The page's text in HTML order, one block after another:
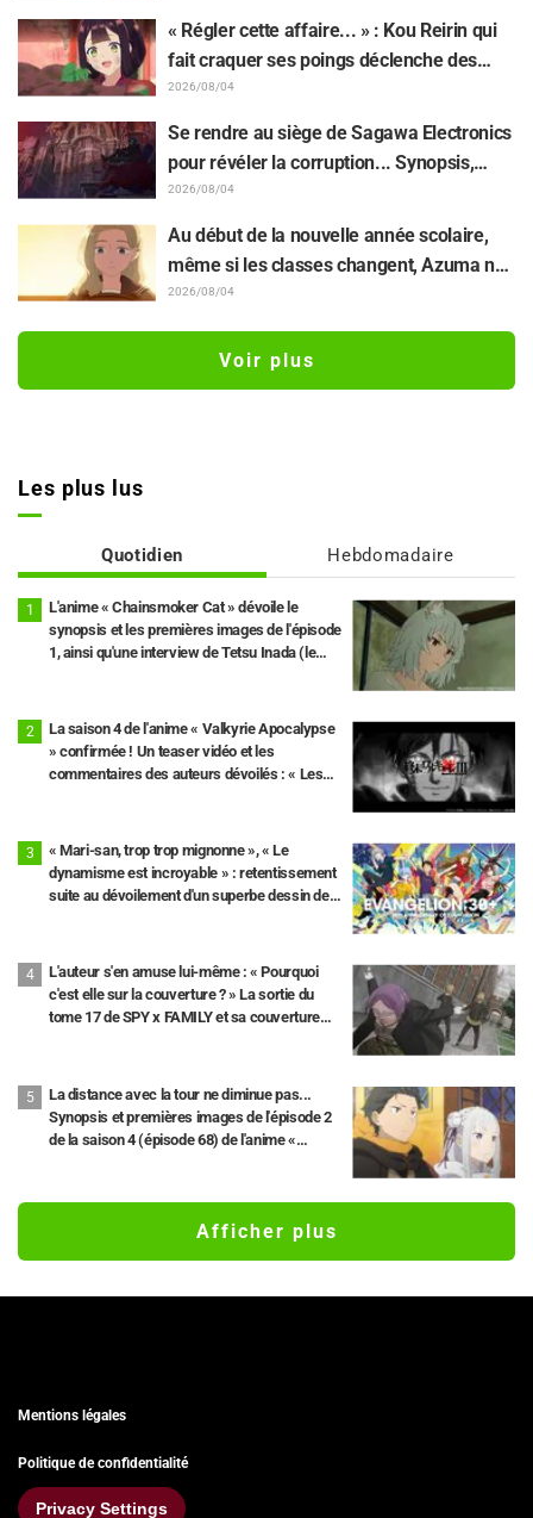
mon corps et je pleurais... » Elle révèle les
coulisses de son "interprétation magistrale
et habitée" dans l'épisode 17
« Régler cette affaire... » : Kou Reirin qui
fait craquer ses poings déclenche des
réactions comme « Quelle tête de mule
(lol) » et « Regardez cette tête » / Épisode
4 de « Though I Am an Inept Villainess »
2026/08/04
Se rendre au siège de Sagawa Electronics
pour révéler la corruption... Synopsis,
captures d'écran et visuel de l'épisode 5
de « The Ghost in the Shell » dévoilés
2026/08/04
Au début de la nouvelle année scolaire,
même si les classes changent, Azuma ne
veut pas perdre son lien avec Taira...
18 de « You and I Are Polar Opposites »
dévoilés
2026/08/04
Voir plus
Les plus lus
Quotidien Hebdomadaire
L'anime « Chainsmoker Cat » dévoile le
synopsis et les premières images de l'épisode
1, ainsi qu'une interview de Tetsu Inada (le
La saison 4 de l'anime « Valkyrie Apocalypse
» confirmée ! Un teaser vidéo et les
commentaires des auteurs dévoilés : « Les
« Mari-san, trop trop mignonne », « Le
dynamisme est incroyable » : retentissement
suite au dévoilement d'un superbe dessin de
combinaison Plugsuit
L'auteur s'en amuse lui-même : « Pourquoi
c'est elle sur la couverture ? » La sortie du
tome 17 de SPY x FAMILY et sa couverture
La distance avec la tour ne diminue pas...
Synopsis et premières images de l'épisode 2
de la saison 4 (épisode 68) de l'anime «
Afficher plus
Mentions légales
Politique de confidentialité
Privacy Settings